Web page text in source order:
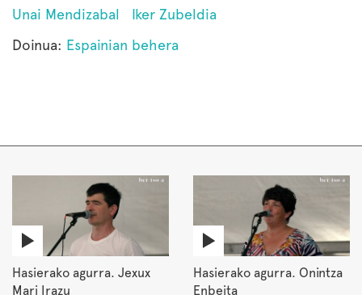
Unai Mendizabal
Iker Zubeldia
Doinua: Espainian behera
Hasierako agurra. Jexux
Mari Irazu
Hasierako agurra. Onintza
Enbeita